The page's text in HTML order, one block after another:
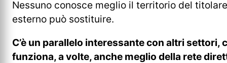
Nessuno conosce meglio il territorio del
esterno può sostituire.
C’è un parallelo interessante con altri
funziona, a volte, anche meglio della rete